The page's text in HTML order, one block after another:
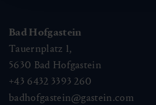
Bad Hofgastein
Tauernplatz 1,
5630 Bad Hofgastein
+43 6432 3393 260
badhofgastein@gastein.com